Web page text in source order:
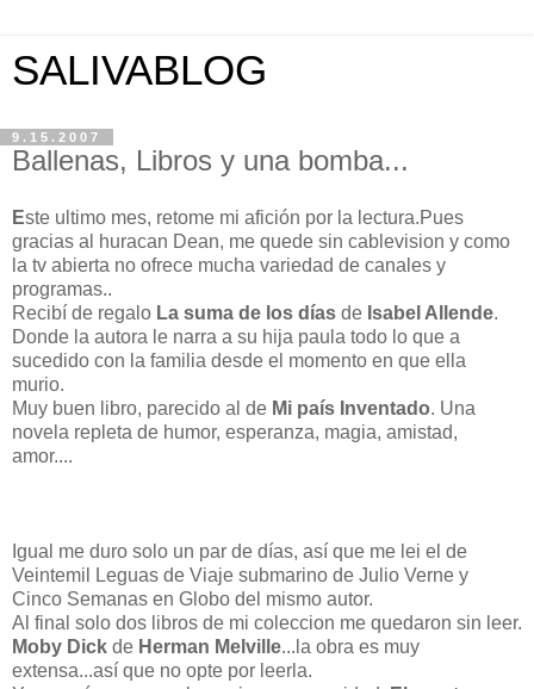
SALIVABLOG
9.15.2007
Ballenas, Libros y una bomba...
Este ultimo mes, retome mi afición por la lectura.Pues
gracias al huracan Dean, me quede sin cablevision y como
la tv abierta no ofrece mucha variedad de canales y
programas..
Recibí de regalo La suma de los días de Isabel Allende.
Donde la autora le narra a su hija paula todo lo que a
sucedido con la familia desde el momento en que ella
murio.
Muy buen libro, parecido al de Mi país Inventado. Una
novela repleta de humor, esperanza, magia, amistad,
amor....
Igual me duro solo un par de días, así que me lei el de
Veintemil Leguas de Viaje submarino de Julio Verne y
Cinco Semanas en Globo del mismo autor.
Al final solo dos libros de mi coleccion me quedaron sin leer.
Moby Dick de Herman Melville...la obra es muy
extensa...así que no opte por leerla.